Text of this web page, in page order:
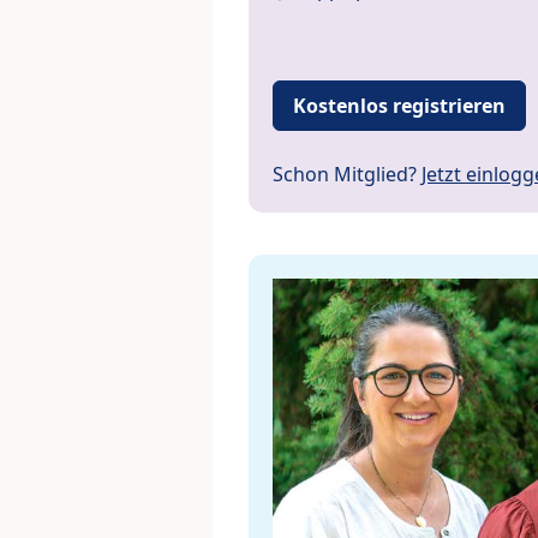
Kostenlos registrieren
Schon Mitglied? Jetzt